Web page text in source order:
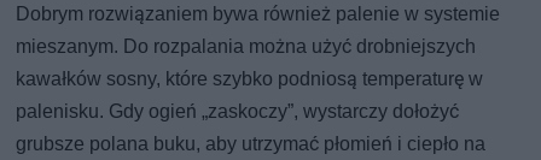
Dobrym rozwiązaniem bywa również palenie w systemie
mieszanym. Do rozpalania można użyć drobniejszych
kawałków sosny, które szybko podniosą temperaturę w
palenisku. Gdy ogień „zaskoczy”, wystarczy dołożyć
grubsze polana buku, aby utrzymać płomień i ciepło na